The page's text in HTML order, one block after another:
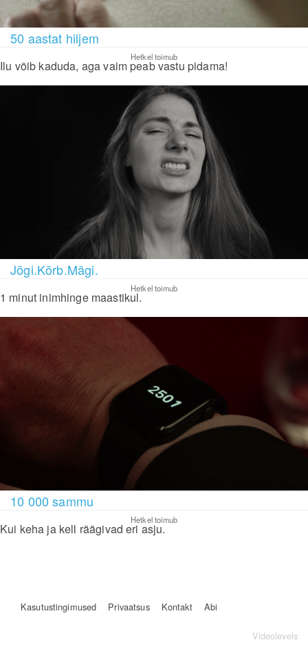
50 aastat hiljem
Hetkel toimub
Ilu võib kaduda, aga vaim peab vastu pidama!
Jõgi.Kõrb.Mägi.
Hetkel toimub
1 minut inimhinge maastikul.
10 000 sammu
Hetkel toimub
Kui keha ja kell räägivad eri asju.
Kasutustingimused Privaatsus Kontakt Abi
Videolevels